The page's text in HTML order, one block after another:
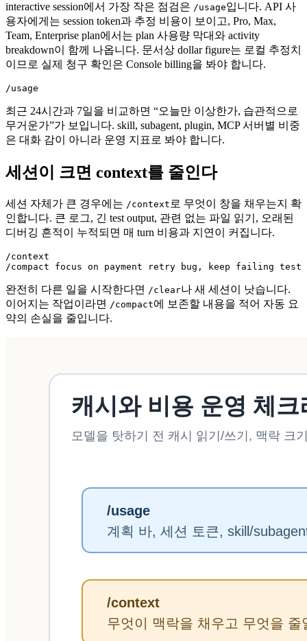
interactive session에서 가장 작은 점검은 /usage입니다. API 사
용자에게는 session token과 추정 비용이 보이고, Pro, Max,
Team, Enterprise plan에서는 plan 사용량 막대와 activity
breakdown이 함께 나옵니다. 문서상 dollar figure는 로컬 추정치
이므로 실제 청구 확인은 Console billing을 봐야 합니다.
/usage
최근 24시간과 7일을 비교하면 “오늘만 이상한가, 습관적으로
무거운가”가 보입니다. skill, subagent, plugin, MCP 서버별 비중
은 대화 감이 아니라 운영 지표로 봐야 합니다.
세션이 크면 context를 줄인다
세션 자체가 큰 경우에는 /context 로 무엇이 창을 채우는지 확
인합니다. 큰 로그, 긴 test output, 관련 없는 파일 읽기, 오래된
디버깅 흔적이 누적되면 매 turn 비용과 지연이 커집니다.
/context
/compact focus on payment retry bug, keep failing test
완전히 다른 일을 시작한다면 /clear나 새 세션이 낫습니다.
이어지는 작업이라면 /compact에 보존할 내용을 적어 자동 요
약의 손실을 줄입니다.